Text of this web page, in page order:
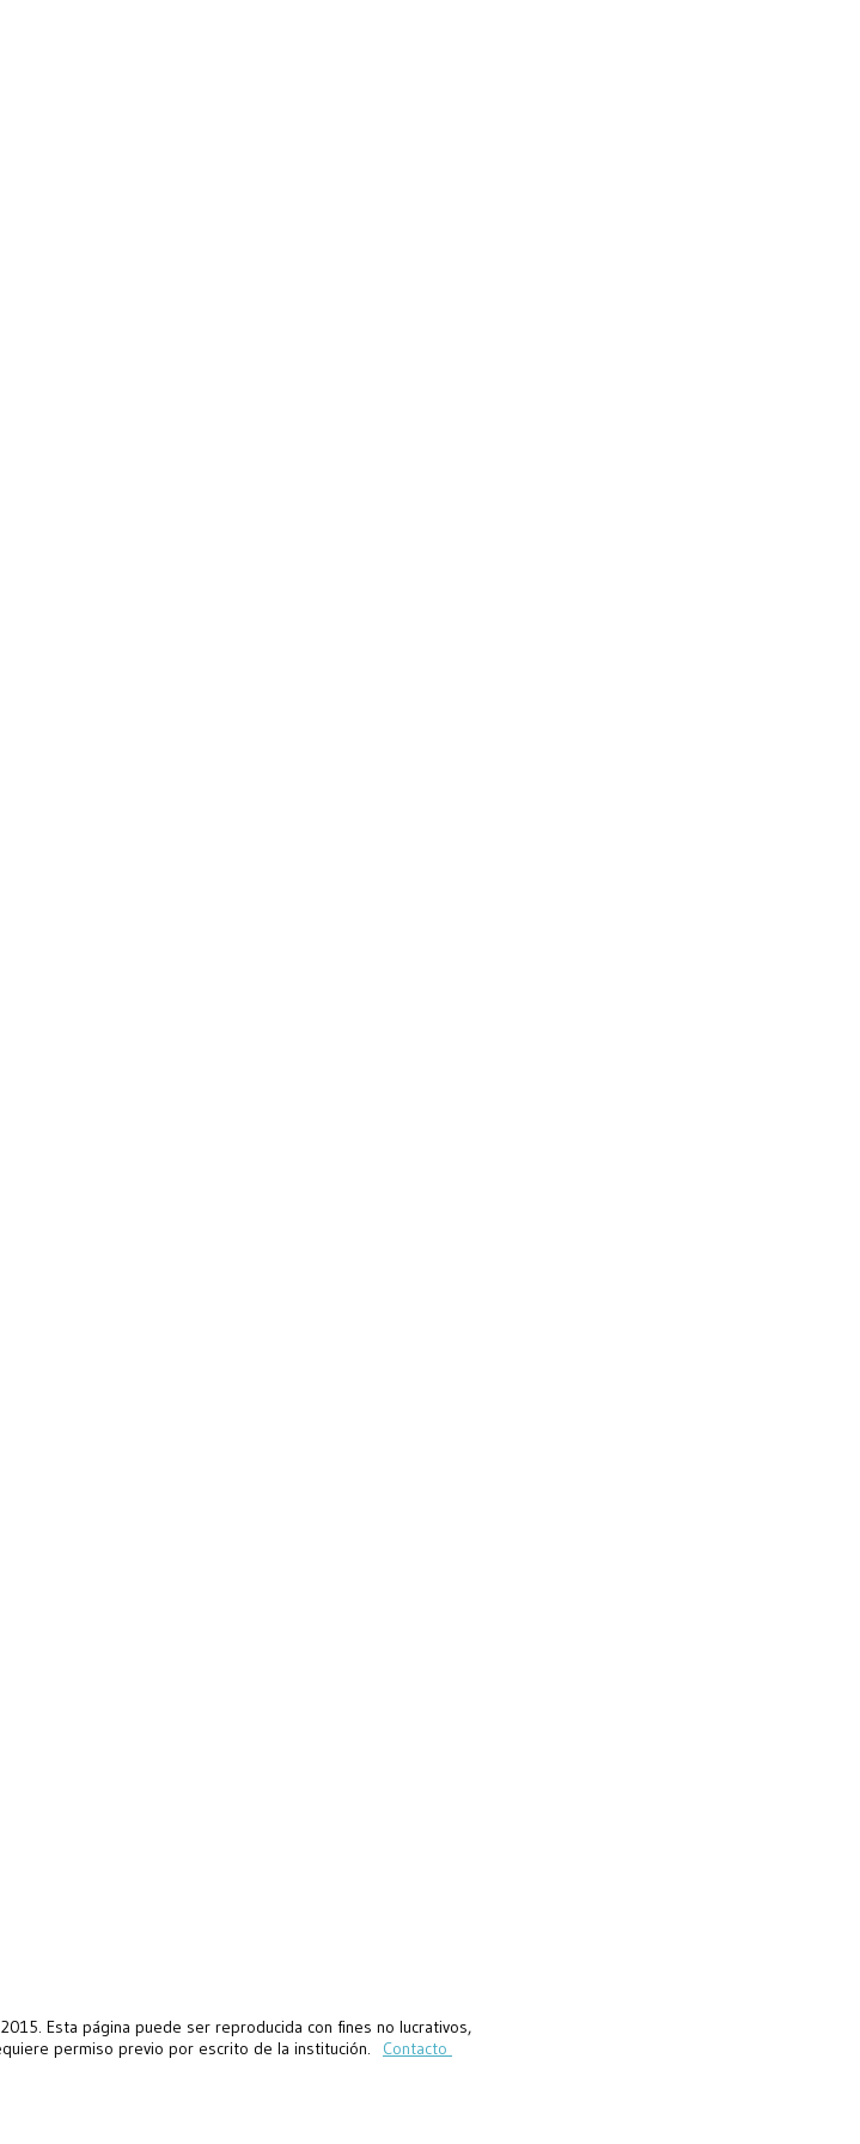
Esta página puede ser reproducida con fines no lucrativos,
permiso previo por escrito de la institución. Contacto